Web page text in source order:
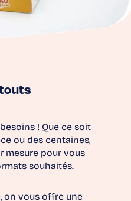
! Que ce soit
ou des centaines,
mesure pour vous
souhaités.
on vous offre une